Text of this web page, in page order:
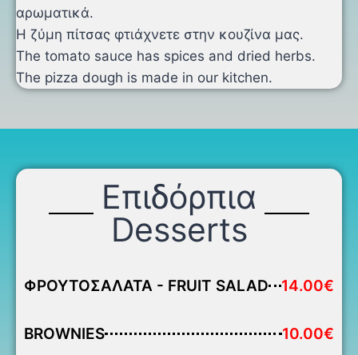
αρωματικά.
Η ζύμη πίτσας φτιάχνετε στην κουζίνα μας.
The tomato sauce has spices and dried herbs.
The pizza dough is made in our kitchen.
Επιδόρπια
Desserts
ΦΡΟΥΤΟΣΑΛΑΤΑ - FRUIT SALAD 14.00€
BROWNIES 10.00€